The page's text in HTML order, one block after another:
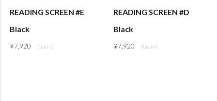
READING SCREEN #E
Black
¥7,920
READING SCREEN #D
Black
¥7,920